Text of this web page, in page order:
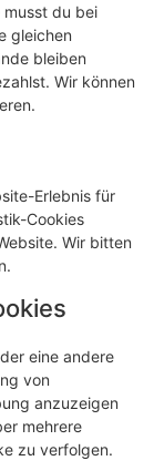
musst du bei
gleichen
bleiben
Wir können
Erlebnis für
Cookies
Wir bitten
eine andere
von
anzuzeigen
mehrere
zu verfolgen.